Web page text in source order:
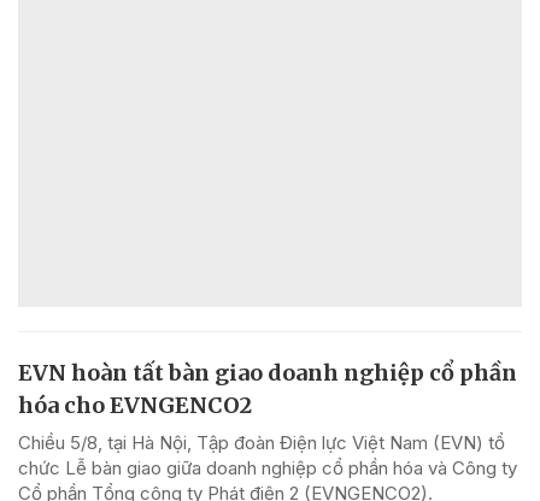
EVN hoàn tất bàn giao doanh nghiệp cổ phần
hóa cho EVNGENCO2
Chiều 5/8, tại Hà Nội, Tập đoàn Điện lực Việt Nam (EVN) tổ
chức Lễ bàn giao giữa doanh nghiệp cổ phần hóa và Công ty
Cổ phần Tổng công ty Phát điện 2 (EVNGENCO2).